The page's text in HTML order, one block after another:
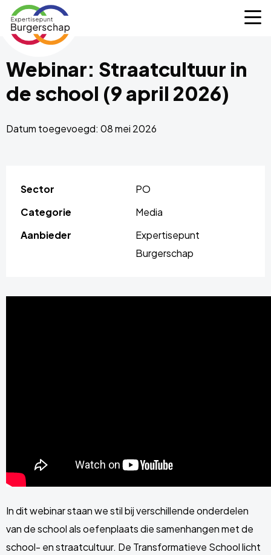
Expertisepunt
Burgerschap
Webinar: Straatcultuur in
de school (9 april 2026)
Datum toegevoegd: 08 mei 2026
Sector
PO
Categorie
Media
Aanbieder
Expertisepunt
Burgerschap
In dit webinar staan we stil bij verschillende onderdelen
van de school als oefenplaats die samenhangen met de
school- en straatcultuur. De Transformatieve School licht